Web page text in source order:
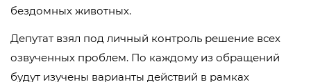
бездомных животных.
Депутат взял под личный контроль решение всех
озвученных проблем. По каждому из обращений
будут изучены варианты действий в рамках